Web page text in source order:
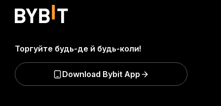
Торгуйте будь-де й будь-коли!
Download Bybit App